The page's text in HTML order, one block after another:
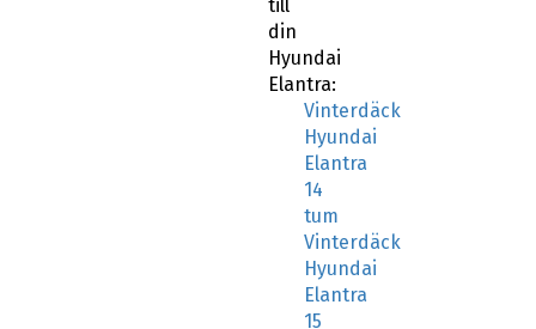
till
din
Hyundai
Elantra:
Vinterdäck
Hyundai
Elantra
14
tum
Vinterdäck
Hyundai
Elantra
15